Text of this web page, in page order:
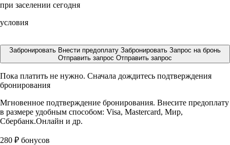
при заселении сегодня
условия
Забронировать Внести предоплату Забронировать Запрос на бронь
Отправить запрос Отправить запрос
Пока платить не нужно. Сначала дождитесь подтверждения
бронирования
Мгновенное подтверждение бронирования. Внесите предоплату
в размере удобным способом: Visa, Mastercard, Мир,
Сбербанк.Онлайн и др.
280 ₽ бонусов